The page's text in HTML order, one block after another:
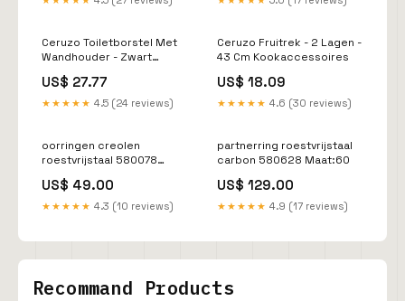
Ceruzo Toiletborstel Met
Wandhouder - Zwart
US$ 27.77
★★★★★ 4.5 (24 reviews)
Ceruzo Fruitrek - 2 Lagen -
43 Cm Kookaccessoires
US$ 18.09
★★★★★ 4.6 (30 reviews)
oorringen creolen
roestvrijstaal 580078
US$ 49.00
★★★★★ 4.3 (10 reviews)
partnerring roestvrijstaal
carbon 580628 Maat:60
US$ 129.00
★★★★★ 4.9 (17 reviews)
Recommand Products